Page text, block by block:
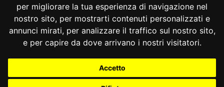
per migliorare la tua esperienza di navigazione nel
nostro sito, per mostrarti contenuti personalizzati e
annunci mirati, per analizzare il traffico sul nostro sito,
e per capire da dove arrivano i nostri visitatori.
Accetto
CONSULTA ONLINE DAL 1995 -NOTE LEGALI
Consulta OnLine non ha prodotto e non è responsabile per i contenuti e
le informazioni legali di siti collegati.
costituisce una relazione di consulenza legale.
Nessuno deve confidare o agire in base alle informazioni disponibili in